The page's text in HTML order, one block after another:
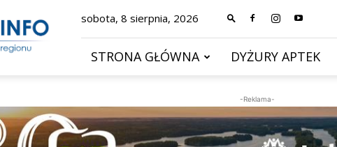
sobota, 8 sierpnia, 2026
STRONA GŁÓWNA DYŻURY APTEK
-Reklama-